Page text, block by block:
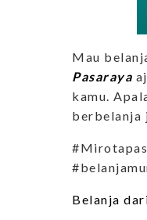
Mau
Pasaraya
kamu.
berbelanja
Belanja